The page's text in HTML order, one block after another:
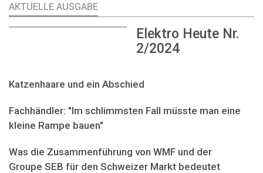
AKTUELLE AUSGABE
Elektro Heute Nr.
2/2024
Katzenhaare und ein Abschied
Fachhändler: "Im schlimmsten Fall müsste man eine
kleine Rampe bauen"
Was die Zusammenführung von WMF und der
Groupe SEB für den Schweizer Markt bedeutet